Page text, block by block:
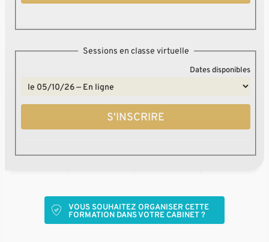
Sessions en classe virtuelle
Dates disponibles
S'INSCRIRE
VOUS SOUHAITEZ ORGANISER CETTE
FORMATION DANS VOTRE CABINET ?